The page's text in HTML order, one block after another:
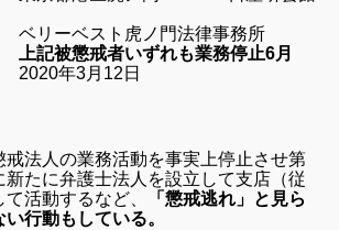
ト虎ノ門法律事務所
上記被懲戒者いずれも業務停止6月
年3月12日
戒法人の業務活動を事実上停止させ第
新たに弁護士法人を設立して支店（従
活動するなど、
「懲戒逃れ」と見ら
行動もしている。